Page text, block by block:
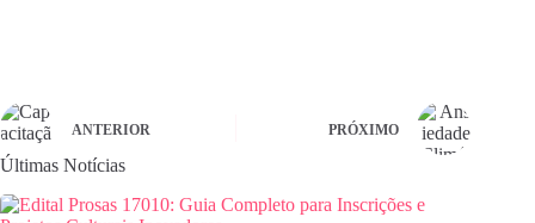
ANTERIOR PRÓXIMO
Últimas Notícias